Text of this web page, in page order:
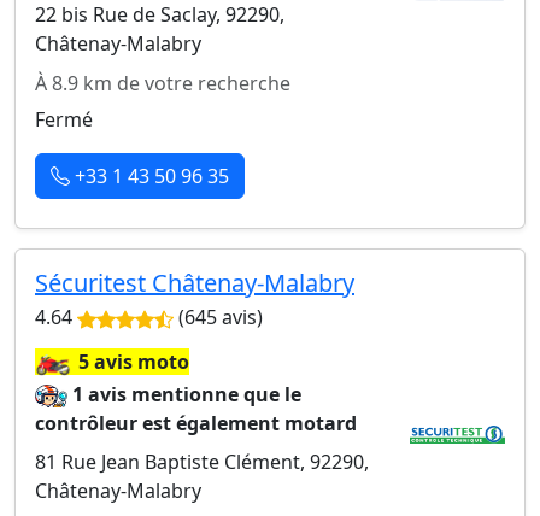
22 bis Rue de Saclay, 92290,
Châtenay-Malabry
À 8.9 km de votre recherche
Fermé
+33 1 43 50 96 35
Sécuritest Châtenay-Malabry
4.64 (645 avis)
🏍️5 avis moto
1 avis mentionne que le
contrôleur est également motard
81 Rue Jean Baptiste Clément, 92290,
Châtenay-Malabry